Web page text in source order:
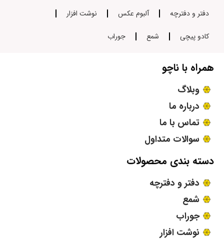
دفتر و دفترچه آلبوم عکس نوشت افزار
کادو پیچی شمع جوراب
همراه با ناچو
وبلاگ
درباره ما
تماس با ما
سوالات متداول
دسته بندی محصولات
دفتر و دفترچه
شمع
جوراب
نوشت افزار